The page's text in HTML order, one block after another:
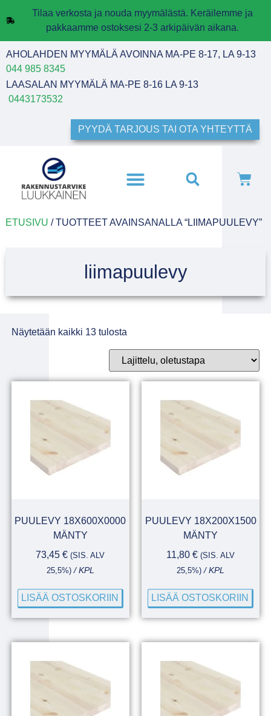
Tilaa verkosta ja nouda myymälästä. Keräilemme ja
pakkaamme ostoksesi 2-3 arkipäivän aikana.
AHOLAHDEN MYYMÄLÄ AVOINNA MA-PE 8-17, LA 9-13
044 985 8345
LAASALAN MYYMÄLÄ MA-PE 8-16 LA 9-13
0443173532
PYYDÄ TARJOUS TAI OTA YHTEYTTÄ
ETUSIVU / TUOTTEET AVAINSANALLA “LIIMAPUULEVY”
liimapuulevy
Näytetään kaikki 13 tulosta
PUULEVY 18X600X0000
MÄNTY
73,45€ (SIS. ALV
25,5%)/ KPL
LISÄÄ OSTOSKORIIN
PUULEVY 18X200X1500
MÄNTY
11,80€ (SIS. ALV
25,5%) / KPL
LISÄÄ OSTOSKORIIN